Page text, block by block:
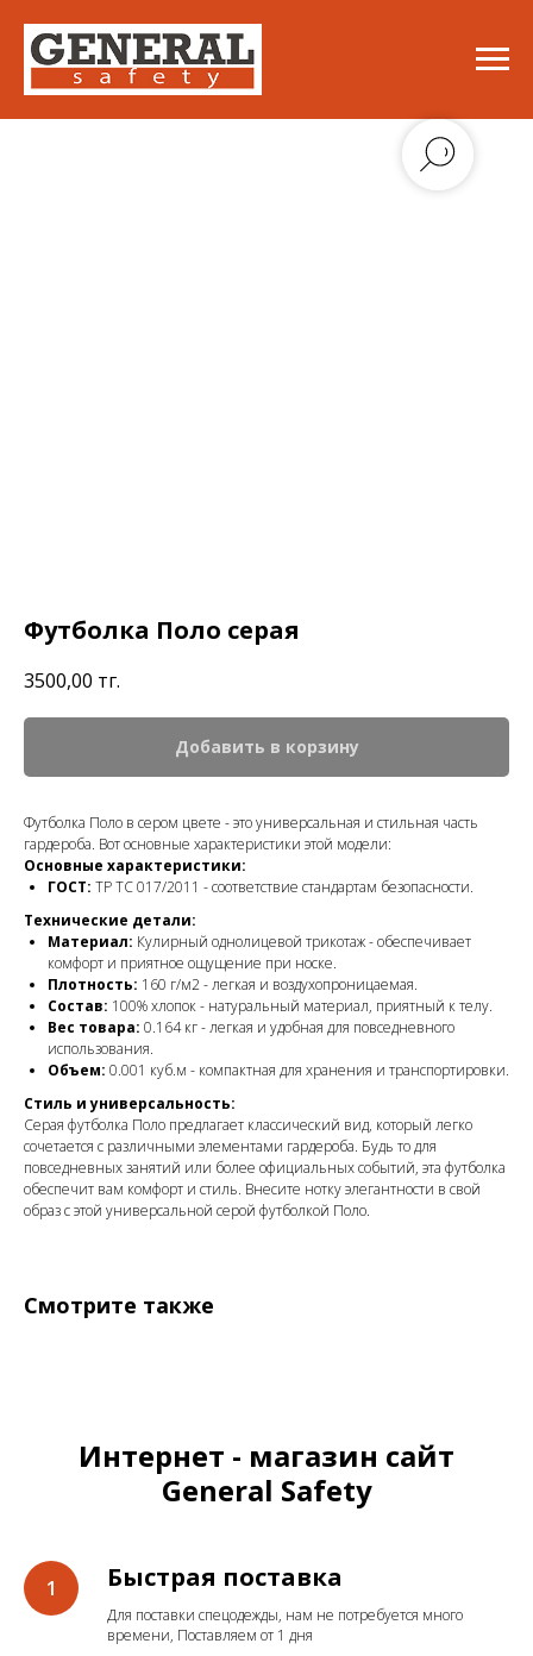
Футболка Поло серая
3500,00 тг.
Добавить в корзину
Футболка Поло в сером цвете - это универсальная и стильная часть
гардероба. Вот основные характеристики этой модели:
Основные характеристики:
ГОСТ: ТР ТС 017/2011 - соответствие стандартам безопасности.
Технические детали:
Материал: Кулирный однолицевой трикотаж - обеспечивает
комфорт и приятное ощущение при носке.
Плотность: 160 г/м2 - легкая и воздухопроницаемая.
Состав: 100% хлопок - натуральный материал, приятный к телу.
Вес товара: 0.164 кг - легкая и удобная для повседневного
использования.
Объем: 0.001 куб.м - компактная для хранения и транспортировки.
Стиль и универсальность:
Серая футболка Поло предлагает классический вид, который легко
сочетается с различными элементами гардероба. Будь то для
повседневных занятий или более официальных событий, эта футболка
обеспечит вам комфорт и стиль. Внесите нотку элегантности в свой
образ с этой универсальной серой футболкой Поло.
Смотрите также
Интернет - магазин сайт
General Safety
Быстрая поставка
Для поставки спецодежды, нам не потребуется много
времени, Поставляем от 1 дня